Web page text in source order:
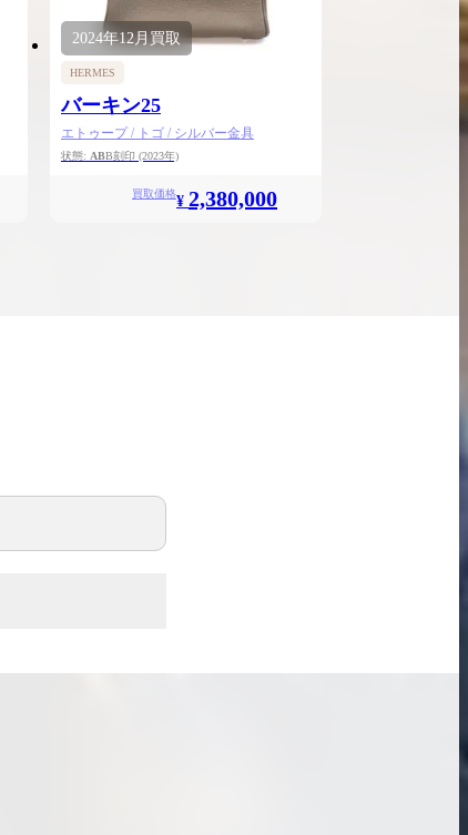
2024年12月買取
HERMES
バーキン25
エトゥープ / トゴ / シルバー金具
状態: ABB刻印 (2023年)
買取価格¥ 2,380,000